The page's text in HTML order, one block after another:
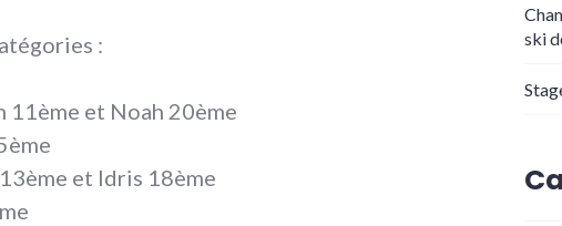
:
11ème et Noah 20ème
et Idris 18ème
ski